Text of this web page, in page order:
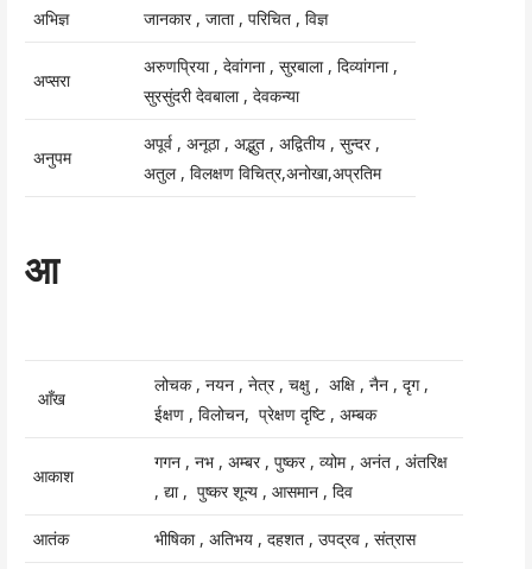
अभिज्ञ जानकार , जाता , परिचित , विज्ञ
अप्सरा
अरुणप्रिया , देवांगना , सुरबाला , दिव्यांगना ,
सुरसुंदरी देवबाला , देवकन्या
अनुपम
अपूर्व , अनूठा , अद्भुत , अद्वितीय , सुन्दर ,
अतुल , विलक्षण विचित्र,अनोखा,अप्रतिम
आ
आँख
लोचक , नयन , नेत्र , चक्षु , अक्षि , नैन , दृग ,
ईक्षण , विलोचन, प्रेक्षण दृष्टि , अम्बक
आकाश
गगन , नभ , अम्बर , पुष्कर , व्योम , अनंत , अंतरिक्ष
, द्या , पुष्कर शून्य , आसमान , दिव
आतंक भीषिका , अतिभय , दहशत , उपद्रव , संत्रास